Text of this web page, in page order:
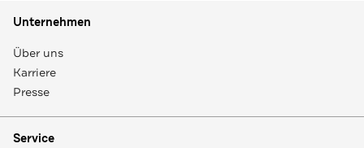
Unternehmen
Über uns
Karriere
Presse
Service